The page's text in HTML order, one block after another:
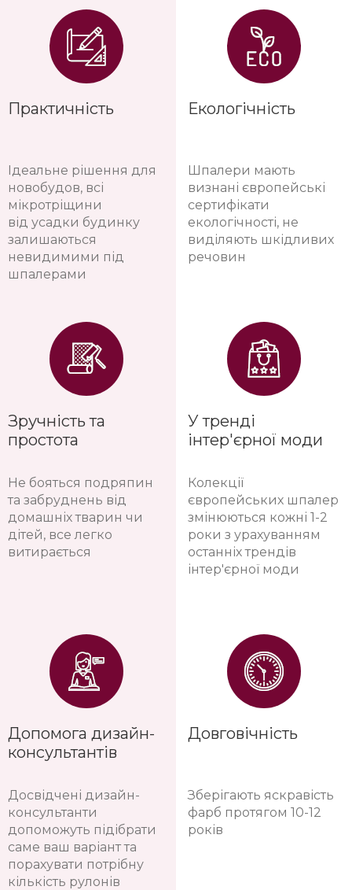
Практичність
Ідеальне рішення для
новобудов, всі
мікротріщини
від усадки будинку
залишаються
невидимими під
шпалерами
Зручність та
простота
Не бояться подряпин
та забруднень від
домашніх тварин чи
дітей, все легко
витирається
Допомога дизайн-
консультантів
Досвідчені дизайн-
консультанти
допоможуть підібрати
саме ваш варіант та
порахувати потрібну
кількість рулонів
Екологічність
Шпалери мають
визнані європейські
сертифікати
екологічності, не
виділяють шкідливих
речовин
У тренді
інтер'єрної моди
Колекції
європейських шпалер
змінюються кожні 1-2
роки з урахуванням
останніх трендів
інтер'єрної моди
Довговічність
Зберігають яскравість
фарб протягом 10-12
років